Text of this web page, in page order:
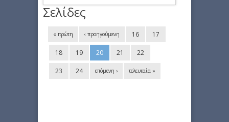
Σελίδες
« πρώτη ‹ προηγούμενη 16 17
18 19 20 21 22
23 24 επόμενη › τελευταία »